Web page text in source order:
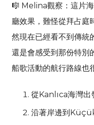
🎼 Melina觀察：這片
廳效果，難怪從拜占庭
然現在已經看不到傳統
還是會感受到那份特別
船歌活動的航行路線也
從Kanlıca海灣出
沿著岸邊到